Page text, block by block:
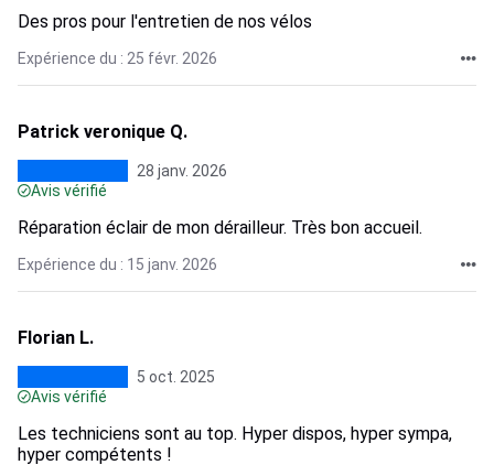
Des pros pour l'entretien de nos vélos
Expérience du : 25 févr. 2026
Patrick veronique Q.
28 janv. 2026
Avis vérifié
Réparation éclair de mon dérailleur. Très bon accueil.
Expérience du : 15 janv. 2026
Florian L.
5 oct. 2025
Avis vérifié
Les techniciens sont au top. Hyper dispos, hyper sympa,
hyper compétents !